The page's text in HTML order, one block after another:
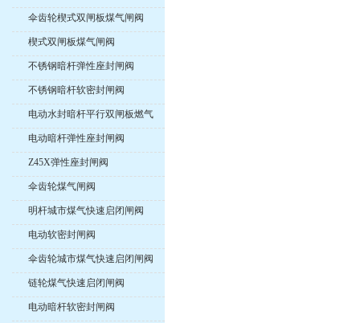
伞齿轮楔式双闸板煤气闸阀
楔式双闸板煤气闸阀
不锈钢暗杆弹性座封闸阀
不锈钢暗杆软密封闸阀
电动水封暗杆平行双闸板燃气
紧急切断阀
电动暗杆弹性座封闸阀
Z45X弹性座封闸阀
伞齿轮煤气闸阀
明杆城市煤气快速启闭闸阀
电动软密封闸阀
伞齿轮城市煤气快速启闭闸阀
链轮煤气快速启闭闸阀
电动暗杆软密封闸阀